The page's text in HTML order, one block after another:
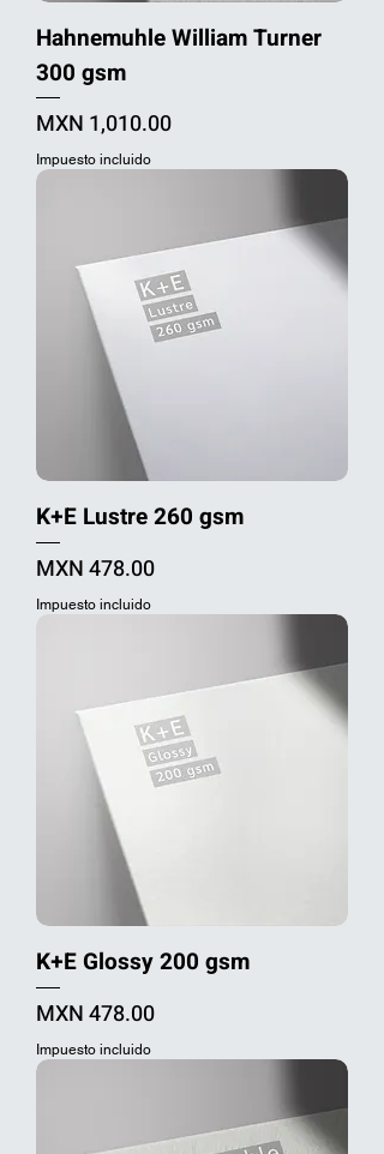
Hahnemuhle William Turner
300 gsm
Precio
MXN 1,010.00
Impuesto incluido
K+E Lustre 260 gsm
Precio
MXN 478.00
Impuesto incluido
K+E Glossy 200 gsm
Precio
MXN 478.00
Impuesto incluido